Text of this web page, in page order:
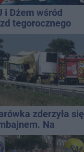
i Dżem wśród
tegorocznego
miasta
zderzyła się
Na
lądował
LPR